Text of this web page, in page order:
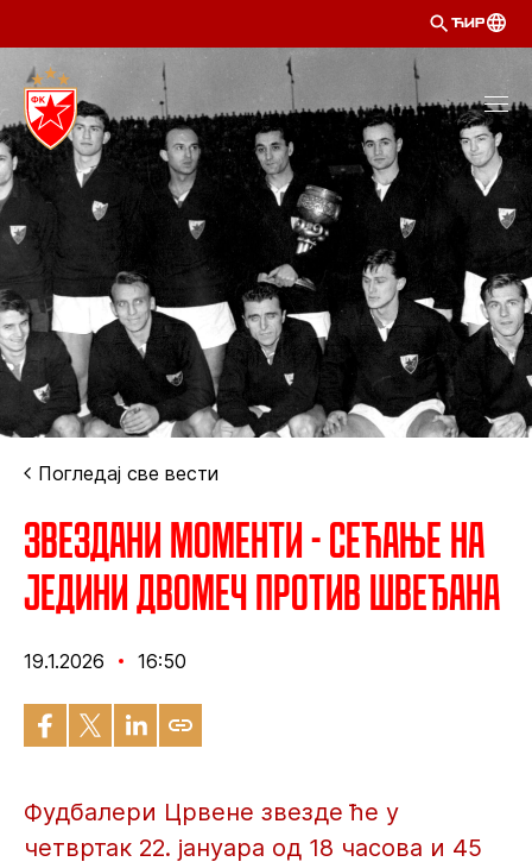
ЋИР
Погледај све вести
Звездани моменти - Сећање на
једини двомеч против Швеђана
19.1.2026 16:50
Фудбалери Црвене звезде ће у
четвртак 22. јануара од 18 часова и 45